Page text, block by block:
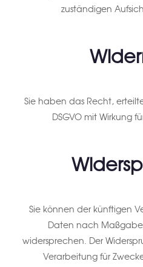
zuständigen
Sie haben das Recht,
DSGVO mit Wirkung
Sie können der künftigen
Daten nach Maßgabe
widersprechen. Der
Verarbeitung für